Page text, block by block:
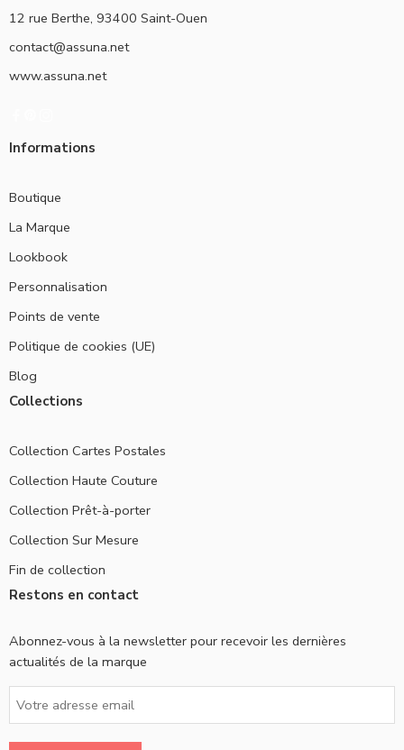
12 rue Berthe, 93400 Saint-Ouen
contact@assuna.net
www.assuna.net
Informations
Boutique
La Marque
Lookbook
Personnalisation
Points de vente
Politique de cookies (UE)
Blog
Collections
Collection Cartes Postales
Collection Haute Couture
Collection Prêt-à-porter
Collection Sur Mesure
Fin de collection
Restons en contact
Abonnez-vous à la newsletter pour recevoir les dernières
actualités de la marque